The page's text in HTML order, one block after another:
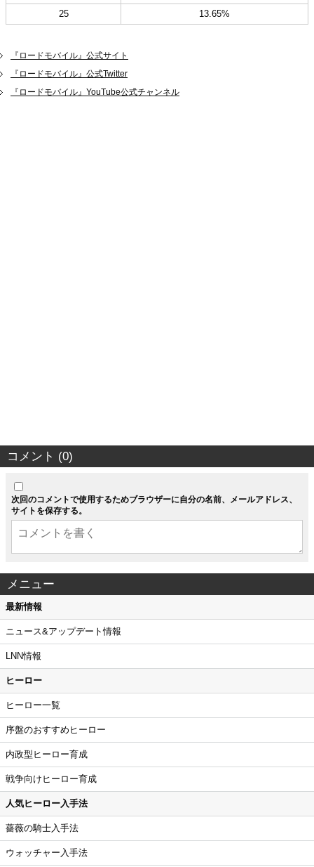
25
13.65%
『ロードモバイル』公式サイト
『ロードモバイル』公式Twitter
『ロードモバイル』YouTube公式チャンネル
コメント (0)
次回のコメントで使用するためブラウザーに自分の名前、メールアドレス、
サイトを保存する。
メニュー
最新情報
ニュース&アップデート情報
LNN情報
ヒーロー
ヒーロー一覧
序盤のおすすめヒーロー
内政型ヒーロー育成
戦争向けヒーロー育成
人気ヒーロー入手法
薔薇の騎士入手法
ウォッチャー入手法